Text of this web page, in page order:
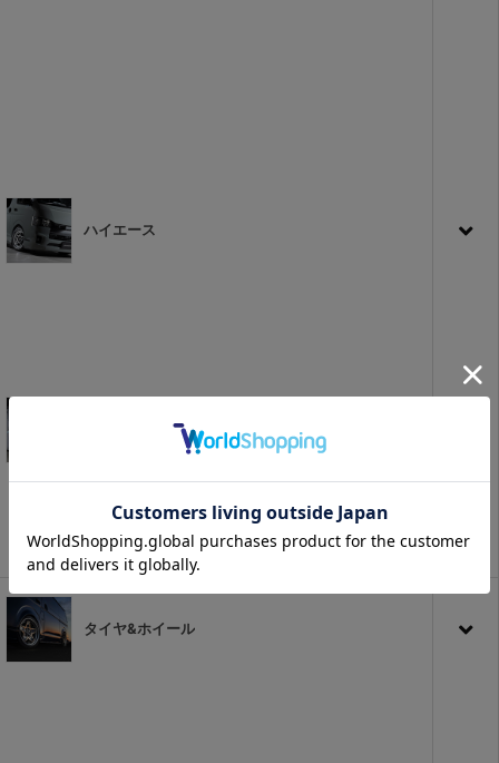
ハイエース
タイヤ&ホイール